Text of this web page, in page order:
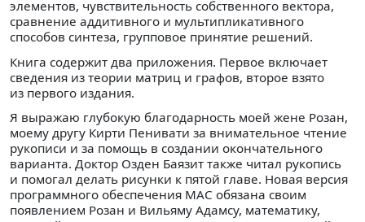
элементов, чувствительность собственного вектора,
сравнение аддитивного и мультипликативного
способов синтеза, групповое принятие решений.
Книга содержит два приложения. Первое включает
сведения из теории матриц и графов, второе взято
из первого издания.
Я выражаю глубокую благодарность моей жене Розан,
моему другу Кирти Пенивати за внимательное чтение
рукописи и за помощь в создании окончательного
варианта. Доктор Озден Баязит также читал рукопись
и помогал делать рисунки к пятой главе. Новая версия
программного обеспечения МАС обязана своим
появлением Розан и Вильяму Адамсу, математику,